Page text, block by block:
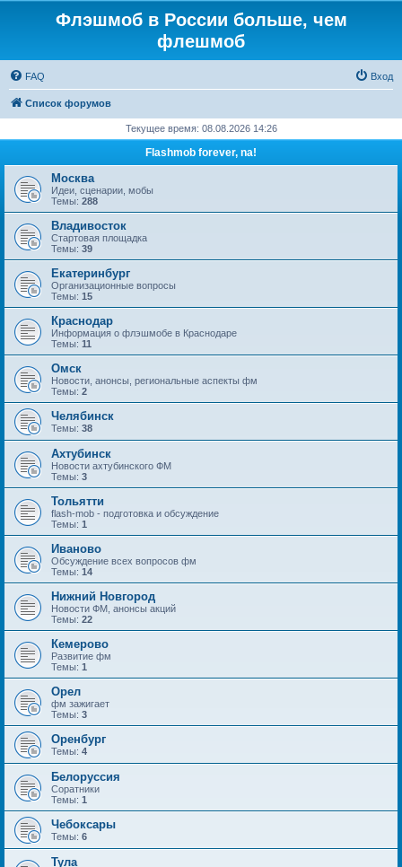
Флэшмоб в России больше, чем
флешмоб
FAQ Вход
Список форумов
Текущее время: 08.08.2026 14:26
Flashmob forever, na!
Москва
Идеи, сценарии, мобы
Темы: 288
Владивосток
Стартовая площадка
Темы: 39
Екатеринбург
Организационные вопросы
Темы: 15
Краснодар
Информация о флэшмобе в Краснодаре
Темы: 11
Омск
Новости, анонсы, региональные аспекты фм
Темы: 2
Челябинск
Темы: 38
Ахтубинск
Новости ахтубинского ФМ
Темы: 3
Тольятти
flash-mob - подготовка и обсуждение
Темы: 1
Иваново
Обсуждение всех вопросов фм
Темы: 14
Нижний Новгород
Новости ФМ, анонсы акций
Темы: 22
Кемерово
Развитие фм
Темы: 1
Орел
фм зажигает
Темы: 3
Оренбург
Темы: 4
Белоруссия
Соратники
Темы: 1
Чебоксары
Темы: 6
Тула